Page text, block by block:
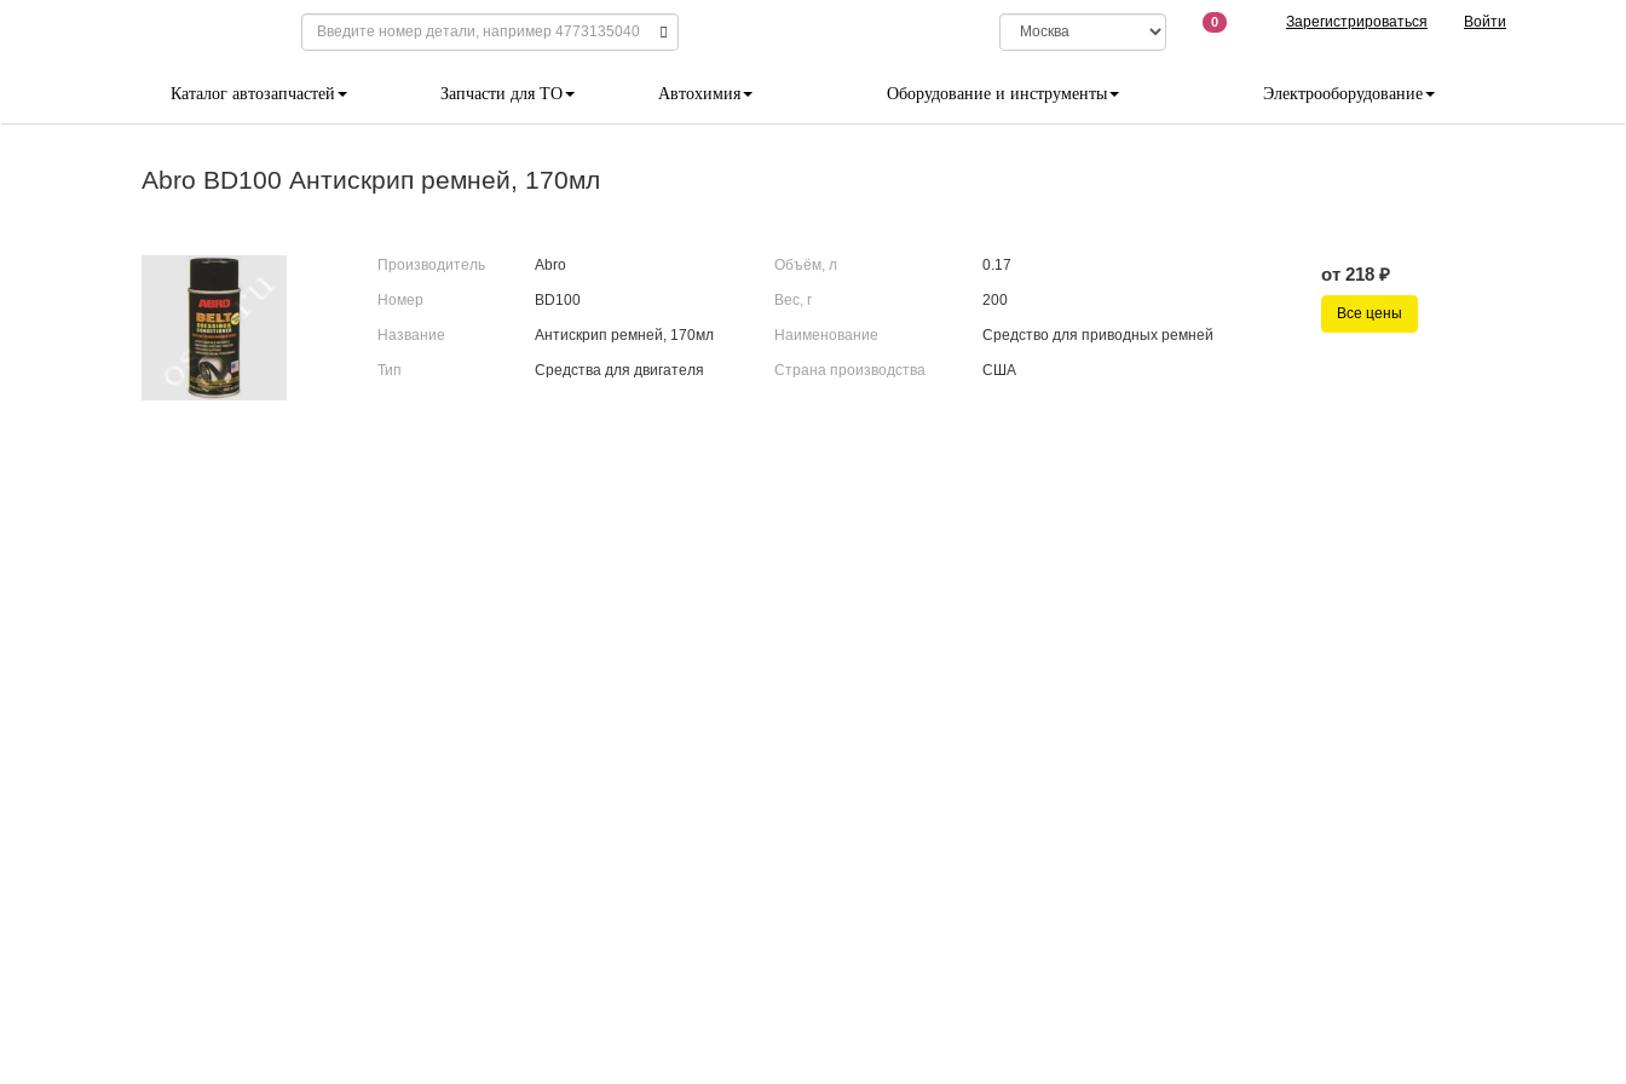
0 Зарегистрироваться Войти
Каталог автозапчастей Запчасти для ТО Автохимия Оборудование и инструменты Электрооборудование
Abro BD100 Антискрип ремней, 170мл
Производитель Abro Объём, л 0.17
Номер BD100 Вес, г 200
Название Антискрип ремней, 170мл Наименование Средство для приводных ремней
Тип Средства для двигателя Страна производства США
от 218 ₽
Все цены